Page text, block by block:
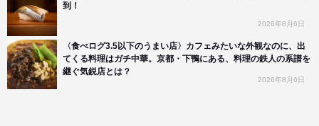
到！
2026年8月6日
〈食べログ3.5以下のうまい店〉カフェみたいな外観なのに、出
てくる料理はガチ中華。京都・下鴨にある、料理の鉄人の系譜を
継ぐ気鋭店とは？
2026年8月6日